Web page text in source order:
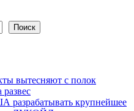
Поиск
вытесняют с полок
разрабатывать крупнейшее